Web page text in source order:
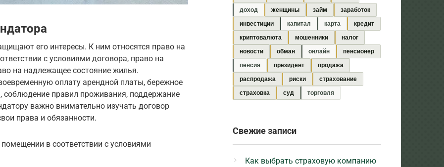
его интересы. К ним относятся право на
с условиями договора, право на
на надлежащее состояние жилья.
оплату арендной платы, бережное
соблюдение правил проживания, поддержание
важно внимательно изучать договор
права и обязанности.
в соответствии с условиями
доход
женщины займ
заработок
инвестиции
капитал карта
кредит
криптовалюта
мошенники
налог
новости
обман онлайн
пенсионер
пенсия
президент
продажа
распродажа
риски
страхование
страховка
суд торговля
Свежие записи
Как выбрать страховую компанию